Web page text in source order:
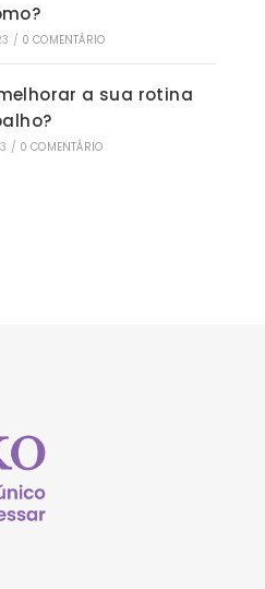
/ 0 COMENTÁRIO
a sua rotina
/ 0 COMENTÁRIO